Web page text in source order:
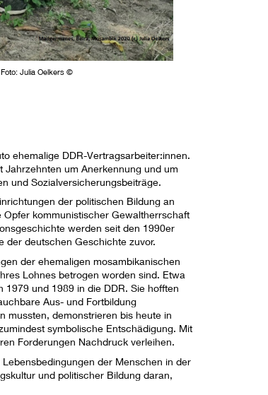
Julia Oelkers ©
ehemalige DDR-Vertragsarbeiter:innen.
Jahrzehnten um Anerkennung und um
und Sozialversicherungsbeiträge.
der politischen Bildung an
kommunistischer Gewaltherrschaft
werden seit den 1990er
der deutschen Geschichte zuvor.
der ehemaligen mosambikanischen
Lohnes betrogen worden sind. Etwa
und 1989 in die DDR. Sie hofften
Aus- und Fortbildung
mussten, demonstrieren bis heute in
symbolische Entschädigung. Mit
Forderungen Nachdruck verleihen.
der Menschen in der
und politischer Bildung daran,